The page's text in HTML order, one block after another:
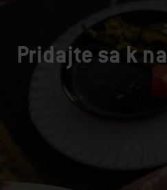
Pridajte sa k